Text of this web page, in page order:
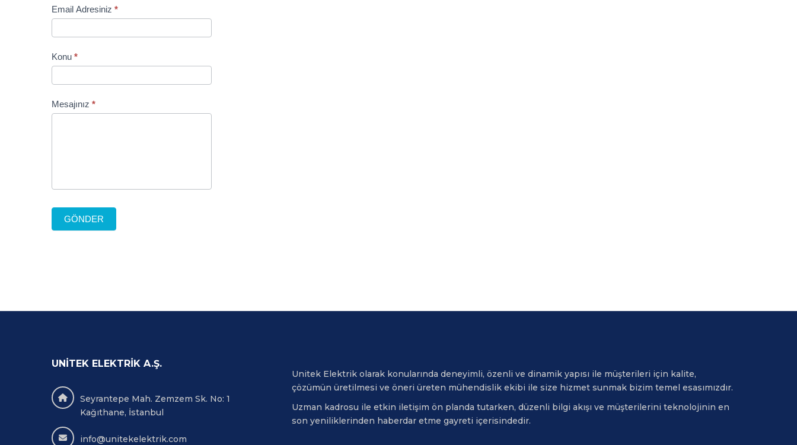
Email Adresiniz *
Konu *
Mesajınız *
GÖNDER
UNITEK ELEKTRIK A.Ş.
Seyrantepe Mah. Zemzem Sk. No: 1
Kağıthane, İstanbul
info@unitekelektrik.com
Unitek Elektrik olarak konularında deneyimli, özenli ve dinamik yapısı ile müşterileri için kalite,
çözümün üretilmesi ve öneri üreten mühendislik ekibi ile size hizmet sunmak bizim temel esasımızdır.
Uzman kadrosu ile etkin iletişim ön planda tutarken, düzenli bilgi akışı ve müşterilerini teknolojinin en
son yeniliklerinden haberdar etme gayreti içerisindedir.